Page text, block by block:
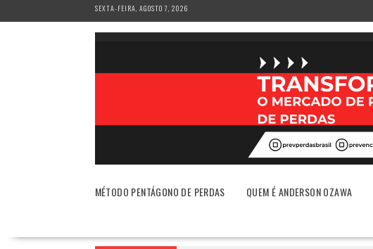
to
SEXTA-FEIRA, AGOSTO 7, 2026
MÉTODO PENTÁGONO DE PERDAS QUEM É ANDERSON OZAWA